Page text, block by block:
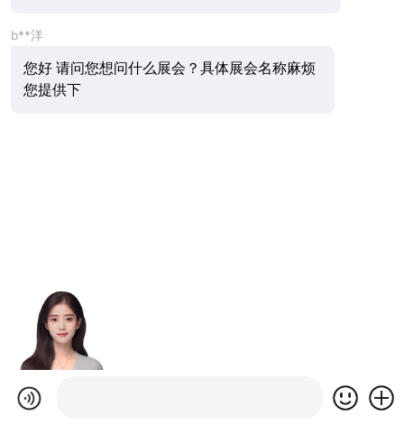
b**洋
您好 请问您想问什么展会？具体展会名称麻烦
您提供下